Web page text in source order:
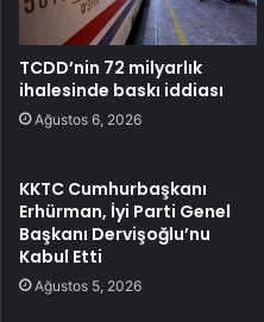
TCDD’nin 72 milyarlık
ihalesinde baskı iddiası
Ağustos 6, 2026
KKTC Cumhurbaşkanı
Erhürman, İyi Parti Genel
Başkanı Dervişoğlu’nu
Kabul Etti
Ağustos 5, 2026